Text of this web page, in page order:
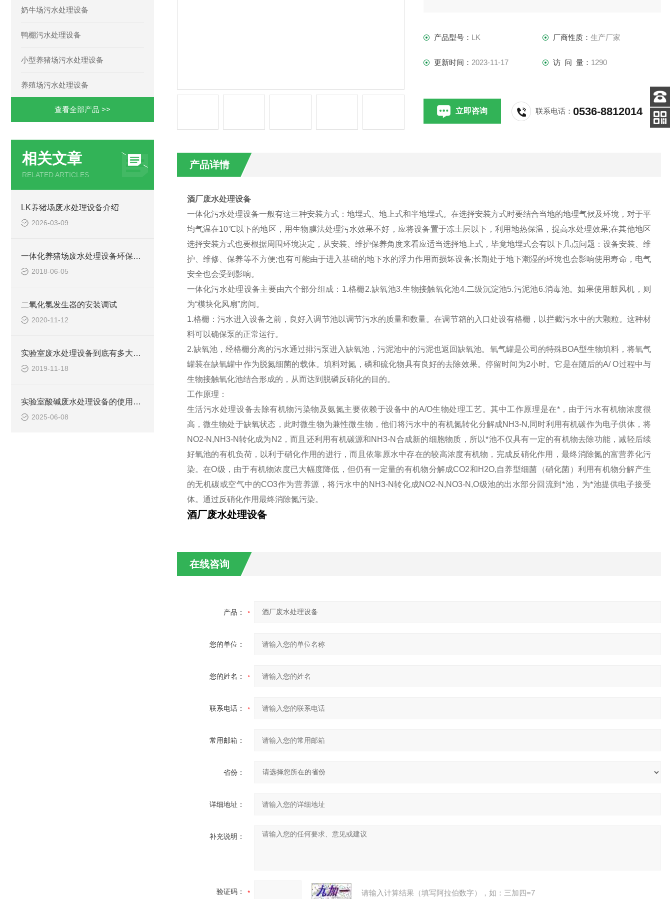
奶牛场污水处理设备
鸭棚污水处理设备
小型养猪场污水处理设备
养殖场污水处理设备
查看全部产品 >>
相关文章
RELATED ARTICLES
LK养猪场废水处理设备介绍
2026-03-09
一体化养猪场废水处理设备环保局新要求
2018-06-05
二氧化氯发生器的安装调试
2020-11-12
实验室废水处理设备到底有多大的本事？
2019-11-18
实验室酸碱废水处理设备的使用可提高生态环保
2025-06-08
产品型号： LK 厂商性质： 生产厂家
更新时间： 2023-11-17 访 问 量： 1290
立即咨询 联系电话：0536-8812014
产品详情
酒厂废水处理设备
一体化污水处理设备一般有这三种安装方式：地埋式、地上式和半地埋式。在选择安装方式时要结合当地的地理气候及环境，对于平
均气温在10℃以下的地区，用生物膜法处理污水效果不好，应将设备置于冻土层以下，利用地热保温，提高水处理效果;在其他地区
选择安装方式也要根据周围环境决定，从安装、维护保养角度来看应适当选择地上式，毕竟地埋式会有以下几点问题：设备安装、维
护、维修、保养等不方便;也有可能由于进入基础的地下水的浮力作用而损坏设备;长期处于地下潮湿的环境也会影响使用寿命，电气
安全也会受到影响。
一体化污水处理设备主要由六个部分组成：1.格栅2.缺氧池3.生物接触氧化池4.二级沉淀池5.污泥池6.消毒池。如果使用鼓风机，则
为“模块化风扇”房间。
1.格栅：污水进入设备之前，良好入调节池以调节污水的质量和数量。在调节箱的入口处设有格栅，以拦截污水中的大颗粒。这种材
料可以确保泵的正常运行。
2.缺氧池，经格栅分离的污水通过排污泵进入缺氧池，污泥池中的污泥也返回缺氧池。氧气罐是公司的特殊BOA型生物填料，将氧气
罐装在缺氧罐中作为脱氮细菌的载体。填料对氮，磷和硫化物具有良好的去除效果。停留时间为2小时。它是在随后的A/ O过程中与
生物接触氧化池结合形成的，从而达到脱磷反硝化的目的。
工作原理：
生活污水处理设备去除有机物污染物及氨氮主要依赖于设备中的A/O生物处理工艺。其中工作原理是在*，由于污水有机物浓度很
高，微生物处于缺氧状态，此时微生物为兼性微生物，他们将污水中的有机氮转化分解成NH3-N,同时利用有机碳作为电子供体，将
NO2-N,NH3-N转化成为N2，而且还利用有机碳源和NH3-N合成新的细胞物质，所以*池不仅具有一定的有机物去除功能，减轻后续
好氧池的有机负荷，以利于硝化作用的进行，而且依靠原水中存在的较高浓度有机物，完成反硝化作用，最终消除氮的富营养化污
染。在O级，由于有机物浓度已大幅度降低，但仍有一定量的有机物分解成CO2和H2O,自养型细菌（硝化菌）利用有机物分解产生
的无机碳或空气中的CO3作为营养源，将污水中的NH3-N转化成NO2-N,NO3-N,O级池的出水部分回流到*池，为*池提供电子接受
体。通过反硝化作用最终消除氮污染。
酒厂废水处理设备
在线咨询
产品：
您的单位：
您的姓名：
联系电话：
常用邮箱：
省份：
详细地址：
补充说明：
验证码： 请输入计算结果（填写阿拉伯数字），如：三加四=7
客服
电话